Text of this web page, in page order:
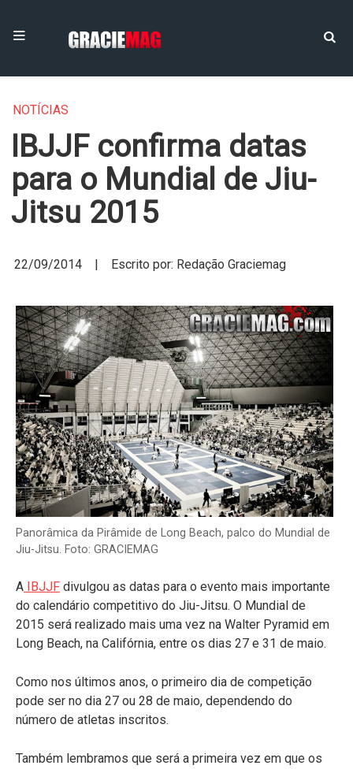
NOTÍCIAS
IBJJF confirma datas
para o Mundial de Jiu-
Jitsu 2015
22/09/2014 | Escrito por: Redação Graciemag
Panorâmica da Pirâmide de Long Beach, palco do Mundial de
Jiu-Jitsu. Foto: GRACIEMAG
A IBJJF divulgou as datas para o evento mais importante
do calendário competitivo do Jiu-Jitsu. O Mundial de
2015 será realizado mais uma vez na Walter Pyramid em
Long Beach, na Califórnia, entre os dias 27 e 31 de maio.
Como nos últimos anos, o primeiro dia de competição
pode ser no dia 27 ou 28 de maio, dependendo do
número de atletas inscritos.
Também lembramos que será a primeira vez em que os